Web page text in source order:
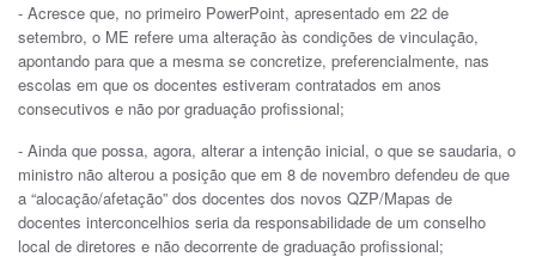
- Acresce que, no primeiro PowerPoint, apresentado em 22 de
setembro, o ME refere uma alteração às condições de vinculação,
apontando para que a mesma se concretize, preferencialmente, nas
escolas em que os docentes estiveram contratados em anos
consecutivos e não por graduação profissional;
- Ainda que possa, agora, alterar a intenção inicial, o que se saudaria, o
ministro não alterou a posição que em 8 de novembro defendeu de que
a “alocação/afetação” dos docentes dos novos QZP/Mapas de
docentes interconcelhios seria da responsabilidade de um conselho
local de diretores e não decorrente de graduação profissional;